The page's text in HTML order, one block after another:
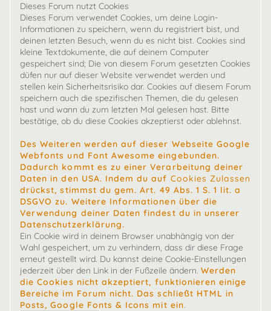
Dieses Forum nutzt Cookies
Dieses Forum verwendet Cookies, um deine Login-
Informationen zu speichern, wenn du registriert bist, und
deinen letzten Besuch, wenn du es nicht bist. Cookies sind
kleine Textdokumente, die auf deinem Computer
gespeichert sind; Die von diesem Forum gesetzten Cookies
düfen nur auf dieser Website verwendet werden und
stellen kein Sicherheitsrisiko dar. Cookies auf diesem Forum
speichern auch die spezifischen Themen, die du gelesen
hast und wann du zum letzten Mal gelesen hast. Bitte
bestätige, ob du diese Cookies akzeptierst oder ablehnst.
Des Weiteren werden auf dieser Webseite Google
Webfonts und Font Awesome eingebunden.
Dadurch kommt es zu einer Verarbeitung deiner
Daten in den USA. Indem du auf Cookies Zulassen
drückst, stimmst du gem. Art. 49 Abs. 1 S. 1 lit. a
DSGVO zu. Weitere Informationen über die
Verwendung deiner Daten findest du in unserer
Datenschutzerklärung.
Ein Cookie wird in deinem Browser unabhängig von der
Wahl gespeichert, um zu verhindern, dass dir diese Frage
erneut gestellt wird. Du kannst deine Cookie-Einstellungen
jederzeit über den Link in der Fußzeile ändern. Werden
die Cookies nicht akzeptiert, funktionieren einige
Bereiche im Forum nicht. Das schließt HTML in
Posts, Google Fonts & Icons mit ein.